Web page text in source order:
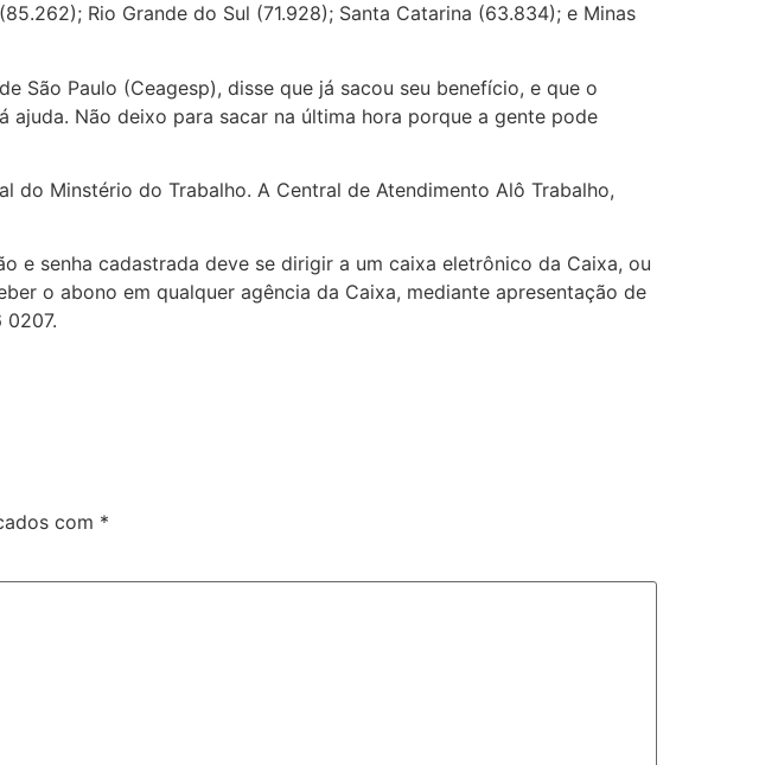
Rio Grande do Sul (71.928); Santa Catarina (63.834); e Minas
São Paulo (Ceagesp), disse que já sacou seu benefício, e que o
ajuda. Não deixo para sacar na última hora porque a gente pode
Minstério do Trabalho. A Central de Atendimento Alô Trabalho,
e senha cadastrada deve se dirigir a um caixa eletrônico da Caixa, ou
o abono em qualquer agência da Caixa, mediante apresentação de
com *